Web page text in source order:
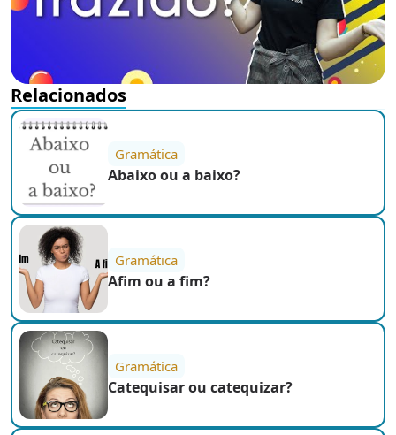
Relacionados
Gramática
Abaixo ou a baixo?
Gramática
Afim ou a fim?
Gramática
Catequisar ou catequizar?